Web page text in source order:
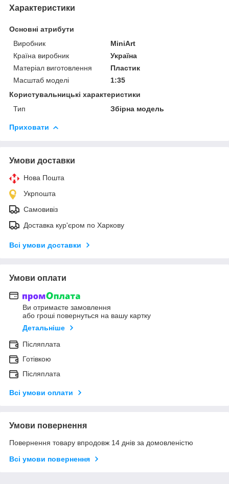
Характеристики
Основні атрибути
Виробник
MiniArt
Країна виробник
Україна
Матеріал виготовлення
Пластик
Масштаб моделі
1:35
Користувальницькі характеристики
Тип
Збірна модель
Приховати
Умови доставки
Нова Пошта
Укрпошта
Самовивіз
Доставка кур'єром по Харкову
Всі умови доставки
Умови оплати
Ви отримаєте замовлення
або гроші повернуться на вашу картку
Детальніше
Післяплата
Готівкою
Післяплата
Всі умови оплати
Умови повернення
Повернення товару впродовж 14 днів за домовленістю
Всі умови повернення